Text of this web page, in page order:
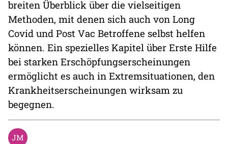
breiten Überblick über die vielseitigen
Methoden, mit denen sich auch von Long
Covid und Post Vac Betroffene selbst helfen
können. Ein spezielles Kapitel über Erste Hilfe
bei starken Erschöpfungserscheinungen
ermöglicht es auch in Extremsituationen, den
Krankheitserscheinungen wirksam zu
begegnen.